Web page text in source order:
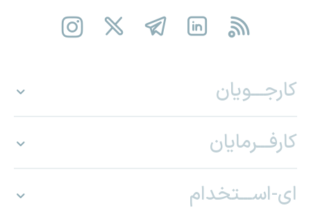
کارجـــویان
کارفـــرمایان
ای-اســـتخدام